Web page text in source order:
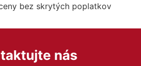
bez skrytých poplatkov
nás